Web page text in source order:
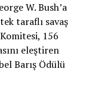
W. Bush’a
taraflı savaş
156
eleştiren
Barış Ödülü